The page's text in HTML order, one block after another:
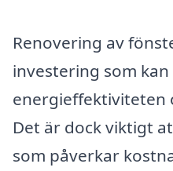
Renovering av
investering som
energieffektiviteten
Det är dock viktigt
som påverkar